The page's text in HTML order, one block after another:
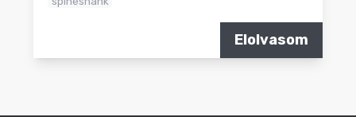
Elolvasom